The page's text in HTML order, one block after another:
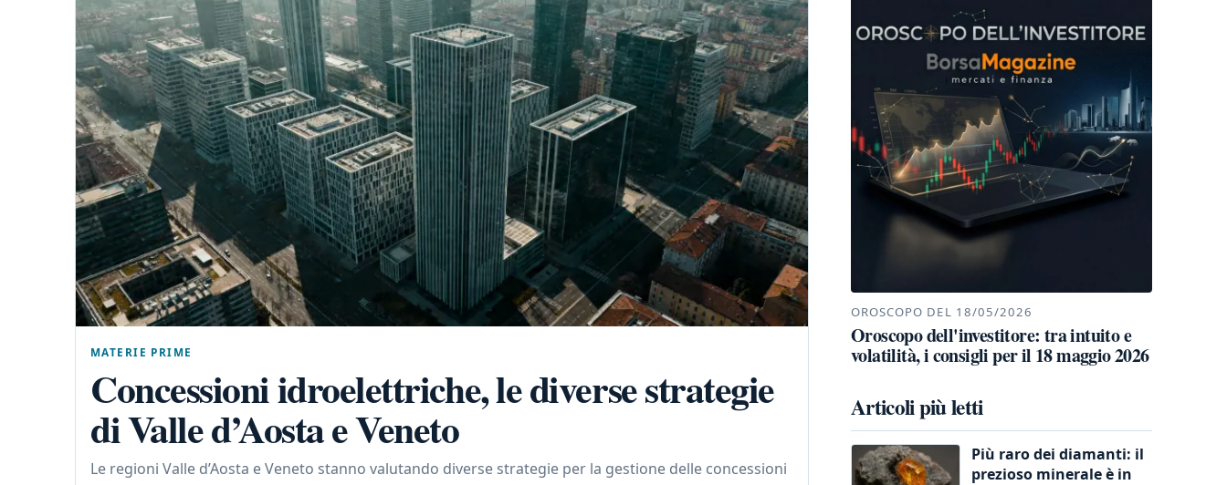
MATERIE PRIME
Concessioni idroelettriche, le diverse strategie
di Valle d’Aosta e Veneto
Le regioni Valle d’Aosta e Veneto stanno valutando diverse strategie per la gestione delle concessioni
OROSCOPO DEL 18/05/2026
Oroscopo dell'investitore: tra intuito e
volatilità, i consigli per il 18 maggio 2026
Articoli più letti
Più raro dei diamanti: il
prezioso minerale è in